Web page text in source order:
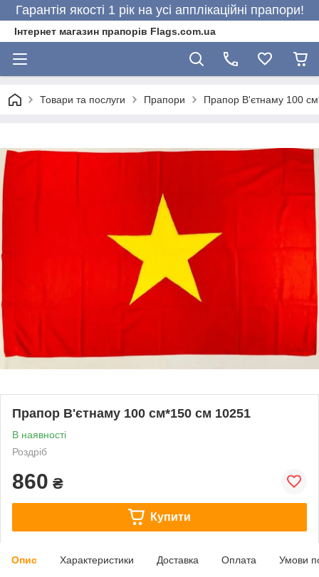
Гарантія якості 1 рік на усі апплікаційні прапори!
Інтернет магазин прапорів Flags.com.ua
Товари та послуги Прапори Прапор В'єтнаму 100
Прапор В'єтнаму 100 см*150 см 10251
В наявності
Роздріб
860 ₴
Купити
Опис Характеристики Доставка Оплата Умови